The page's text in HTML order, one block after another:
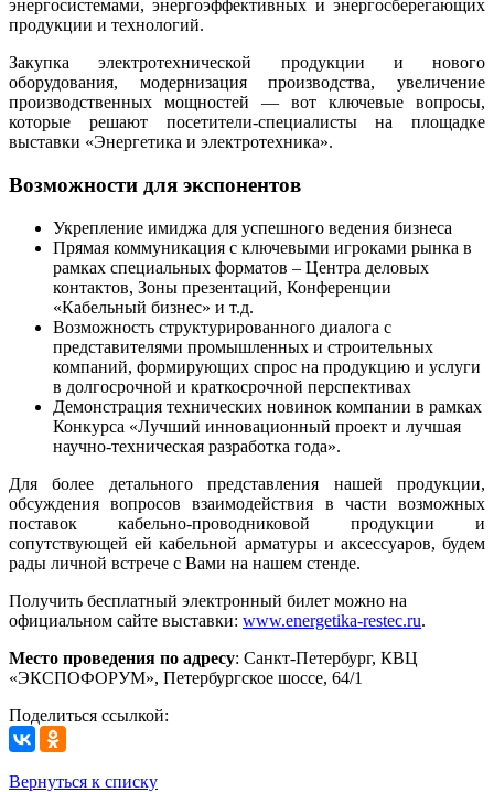
энергосистемами, энергоэффективных и энергосберегающих
продукции и технологий.
Закупка электротехнической продукции и нового
оборудования, модернизация производства, увеличение
производственных мощностей — вот ключевые вопросы,
которые решают посетители-специалисты на площадке
выставки «Энергетика и электротехника».
Возможности для экспонентов
Укрепление имиджа для успешного ведения бизнеса
Прямая коммуникация с ключевыми игроками рынка в
рамках специальных форматов – Центра деловых
контактов, Зоны презентаций, Конференции
«Кабельный бизнес» и т.д.
Возможность структурированного диалога с
представителями промышленных и строительных
компаний, формирующих спрос на продукцию и услуги
в долгосрочной и краткосрочной перспективах
Демонстрация технических новинок компании в рамках
Конкурса «Лучший инновационный проект и лучшая
научно-техническая разработка года».
Для более детального представления нашей продукции,
обсуждения вопросов взаимодействия в части возможных
поставок кабельно-проводниковой продукции и
сопутствующей ей кабельной арматуры и аксессуаров, будем
рады личной встрече с Вами на нашем стенде.
Получить бесплатный электронный билет можно на
официальном сайте выставки: www.energetika-restec.ru.
Место проведения по адресу: Санкт-Петербург, КВЦ
«ЭКСПОФОРУМ», Петербургское шоссе, 64/1
Поделиться ссылкой:
Вернуться к списку